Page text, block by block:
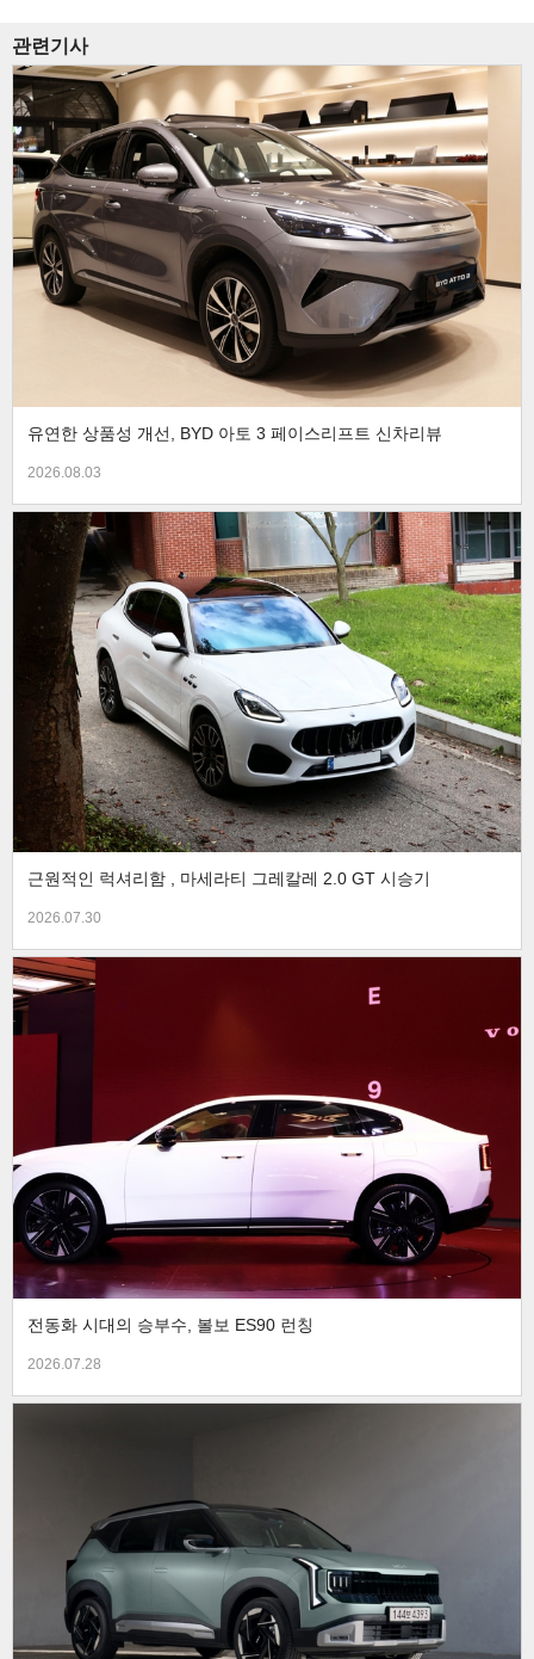
관련기사
유연한 상품성 개선, BYD 아토 3 페이스리프트 신차리뷰
2026.08.03
근원적인 럭셔리함 , 마세라티 그레칼레 2.0 GT 시승기
2026.07.30
전동화 시대의 승부수, 볼보 ES90 런칭
2026.07.28